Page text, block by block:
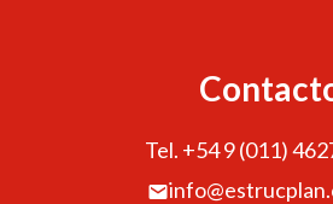
Tel. +54 9 (011)